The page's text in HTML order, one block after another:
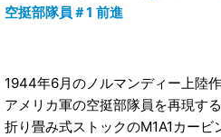
空挺部隊員＃1 前進
1944年6月のノルマンディー上陸
アメリカ軍の空挺部隊員を再現す
折り畳み式ストックのM1A1カー